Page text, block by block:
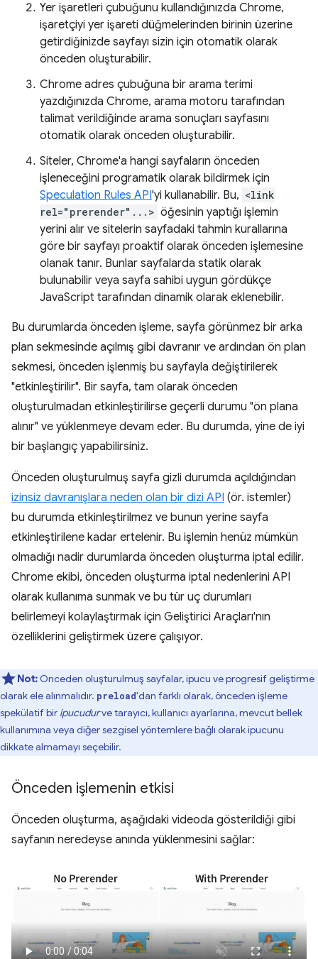
Yer işaretleri çubuğunu kullandığınızda Chrome,
işaretçiyi yer işareti düğmelerinden birinin üzerine
getirdiğinizde sayfayı sizin için otomatik olarak
önceden oluşturabilir.
Chrome adres çubuğuna bir arama terimi
yazdığınızda Chrome, arama motoru tarafından
talimat verildiğinde arama sonuçları sayfasını
otomatik olarak önceden oluşturabilir.
Siteler, Chrome'a hangi sayfaların önceden
işleneceğini programatik olarak bildirmek için
Speculation Rules API'yi kullanabilir. Bu, <link
rel="prerender"...> öğesinin yaptığı işlemin
yerini alır ve sitelerin sayfadaki tahmin kurallarına
göre bir sayfayı proaktif olarak önceden işlemesine
olanak tanır. Bunlar sayfalarda statik olarak
bulunabilir veya sayfa sahibi uygun gördükçe
JavaScript tarafından dinamik olarak eklenebilir.
Bu durumlarda önceden işleme, sayfa görünmez bir arka
plan sekmesinde açılmış gibi davranır ve ardından ön plan
sekmesi, önceden işlenmiş bu sayfayla değiştirilerek
"etkinleştirilir". Bir sayfa, tam olarak önceden
oluşturulmadan etkinleştirilirse geçerli durumu "ön plana
alınır" ve yüklenmeye devam eder. Bu durumda, yine de iyi
bir başlangıç yapabilirsiniz.
Önceden oluşturulmuş sayfa gizli durumda açıldığından
izinsiz davranışlara neden olan bir dizi API (ör. istemler)
bu durumda etkinleştirilmez ve bunun yerine sayfa
etkinleştirilene kadar ertelenir. Bu işlemin henüz mümkün
olmadığı nadir durumlarda önceden oluşturma iptal edilir.
Chrome ekibi, önceden oluşturma iptal nedenlerini API
olarak kullanıma sunmak ve bu tür uç durumları
belirlemeyi kolaylaştırmak için Geliştirici Araçları'nın
özelliklerini geliştirmek üzere çalışıyor.
Not: Önceden oluşturulmuş sayfalar, ipucu ve progresif geliştirme
olarak ele alınmalıdır. preload'dan farklı olarak, önceden işleme
spekülatif bir ipucudurve tarayıcı, kullanıcı ayarlarına, mevcut bellek
kullanımına veya diğer sezgisel yöntemlere bağlı olarak ipucunu
dikkate almamayı seçebilir.
Önceden işlemenin etkisi
Önceden oluşturma, aşağıdaki videoda gösterildiği gibi
sayfanın neredeyse anında yüklenmesini sağlar: